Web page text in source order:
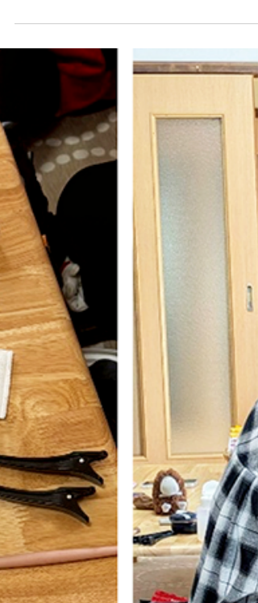
て、調理活動🍴 今日はゲストティーチャーをお
「Nife（にふぇ）」のオーナーさんと助手さんに
ていただきました。 メンバー6名とスタッフ3名
集まり、活動開始です。